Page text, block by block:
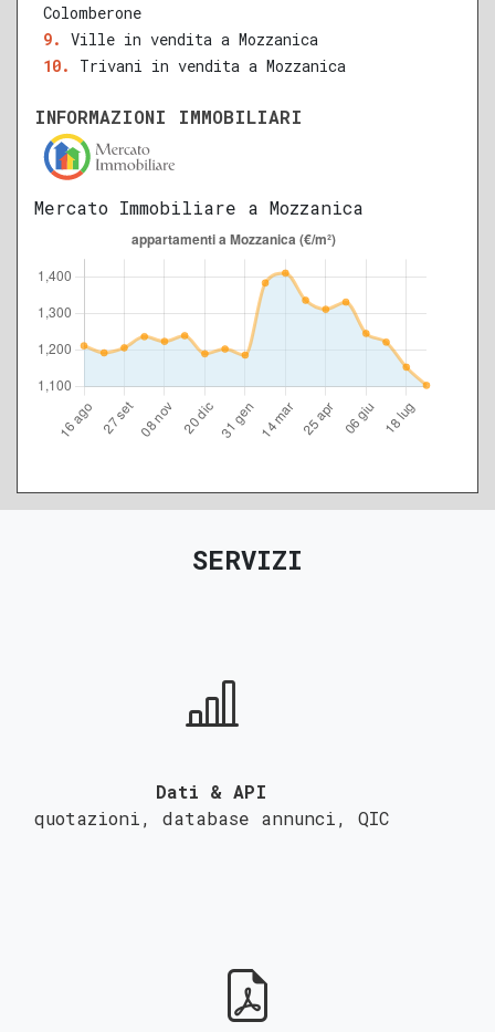
Colomberone
Ville in vendita a Mozzanica
Trivani in vendita a Mozzanica
INFORMAZIONI IMMOBILIARI
Mercato Immobiliare a Mozzanica
SERVIZI
Dati & API
quotazioni, database annunci, QIC